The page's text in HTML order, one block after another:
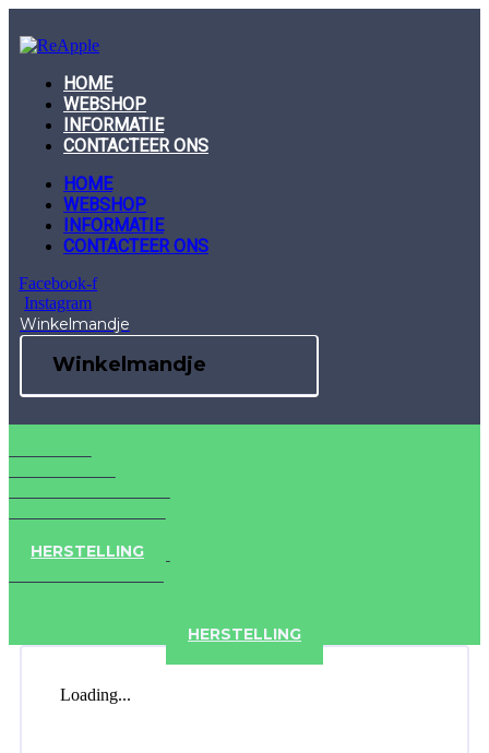
to
content
HOME
WEBSHOP
INFORMATIE
CONTACTEER ONS
HOME
WEBSHOP
INFORMATIE
CONTACTEER ONS
Facebook-f
Instagram
Winkelmandje
Winkelmandje
HERSTELLING
HERSTELLING
Loading...